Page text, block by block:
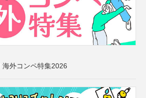
外コンペ特集2026